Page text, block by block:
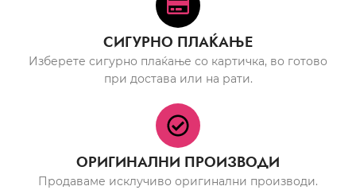
СИГУРНО ПЛАЌАЊЕ
Изберете сигурно плаќање со картичка, во готово
при достава или на рати.
ОРИГИНАЛНИ ПРОИЗВОДИ
Продаваме исклучиво оригинални производи.